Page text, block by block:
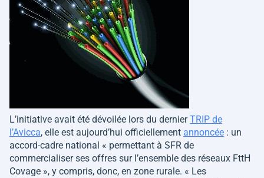
L’initiative avait été dévoilée lors du dernierTRIP de
l’Avicca, elle est aujourd’hui officiellement annoncée : un
accord-cadre national « permettant à SFR de
commercialiser ses offres sur l’ensemble des réseaux FttH
Covage », y compris, donc, en zone rurale. « Les